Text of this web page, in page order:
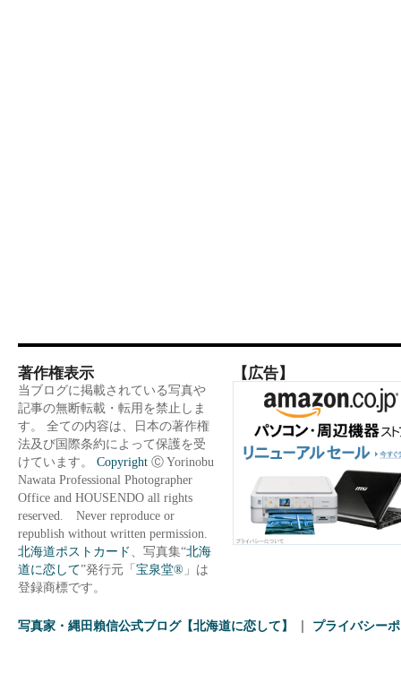
著作権表示
当ブログに掲載されている写真や
記事の無断転載・転用を禁止しま
す。 全ての内容は、日本の著作権
法及び国際条約によって保護を受
けています。 Copyright Ⓒ Yorinobu
Nawata Professional Photographer
Office and HOUSENDO all rights
reserved. Never reproduce or
republish without written permission.
北海道ポストカード
、写真集“北海
道に恋して”発行元「 宝泉堂® 」は
登録商標です。
【広告】
写真家・縄田賴信公式ブログ【北海道に恋して】 プライバシー